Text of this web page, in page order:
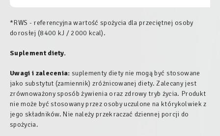
*RWS - referencyjna wartość spożycia dla przeciętnej osoby
dorosłej (8400 kJ / 2000 kcal).
Suplement diety.
Uwagi i zalecenia: suplementy diety nie mogą być stosowane
jako substytut (zamiennik) zróżnicowanej diety. Zalecany jest
zrównoważony sposób żywienia oraz zdrowy tryb życia. Produkt
nie może być stosowany przez osoby uczulone na którykolwiek z
jego składników. Nie należy przekraczać dziennej porcji do
spożycia.